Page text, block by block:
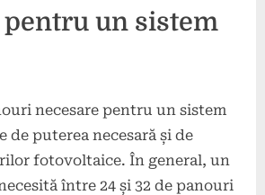
pentru un sistem
necesare pentru un sistem
de puterea necesară și de
fotovoltaice. În general, un
între 24 și 32 de panouri